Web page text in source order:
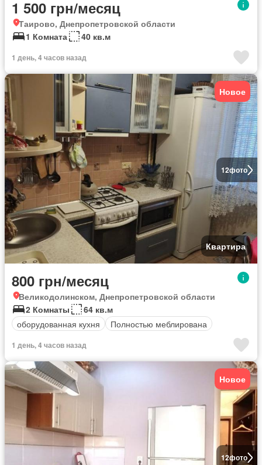
1 500 грн/месяц
Таирово, Днепропетровской области
1 Комната
40 кв.м
1 день, 4 часов назад
12фото
Новое
Квартира
800 грн/месяц
Великодолинском, Днепропетровской области
2 Комнаты
64 кв.м
оборудованная кухня
Полностью меблирована
1 день, 4 часов назад
12фото
Новое